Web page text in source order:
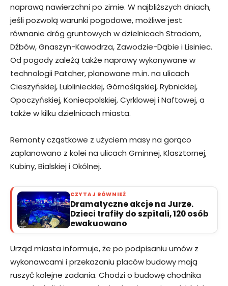
naprawą nawierzchni po zimie. W najbliższych dniach,
jeśli pozwolą warunki pogodowe, możliwe jest
równanie dróg gruntowych w dzielnicach Stradom,
Dźbów, Gnaszyn-Kawodrza, Zawodzie-Dąbie i Lisiniec.
Od pogody zależą także naprawy wykonywane w
technologii Patcher, planowane m.in. na ulicach
Cieszyńskiej, Lublinieckiej, Górnośląskiej, Rybnickiej,
Opoczyńskiej, Koniecpolskiej, Cyrklowej i Naftowej, a
także w kilku dzielnicach miasta.
Remonty cząstkowe z użyciem masy na gorąco
zaplanowano z kolei na ulicach Gminnej, Klasztornej,
Kubiny, Bialskiej i Okólnej.
CZYTAJ RÓWNIEŻ
Dramatyczne akcje na Jurze.
Dzieci trafiły do szpitali, 120 osób
ewakuowano
Urząd miasta informuje, że po podpisaniu umów z
wykonawcami i przekazaniu placów budowy mają
ruszyć kolejne zadania. Chodzi o budowę chodnika